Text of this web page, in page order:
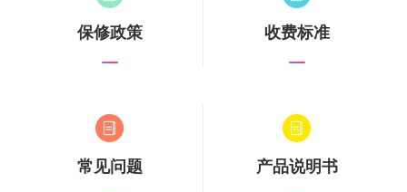
保修政策 收费标准
常见问题 产品说明书